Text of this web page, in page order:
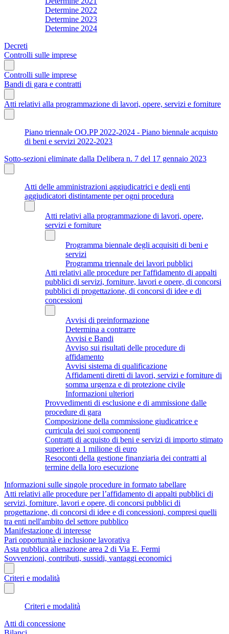
Determine 2022
Determine 2023
Determine 2024
Decreti
Controlli sulle imprese
Controlli sulle imprese
Bandi di gara e contratti
Atti relativi alla programmazione di lavori, opere, servizi e forniture
Piano triennale OO.PP 2022-2024 - Piano biennale acquisto
di beni e servizi 2022-2023
Sotto-sezioni eliminate dalla Delibera n. 7 del 17 gennaio 2023
Atti delle amministrazioni aggiudicatrici e degli enti
aggiudicatori distintamente per ogni procedura
Atti relativi alla programmazione di lavori, opere,
servizi e forniture
Programma biennale degli acquisiti di beni e
servizi
Programma triennale dei lavori pubblici
Atti relativi alle procedure per l'affidamento di appalti
pubblici di servizi, forniture, lavori e opere, di concorsi
pubblici di progettazione, di concorsi di idee e di
concessioni
Avvisi di preinformazione
Determina a contrarre
Avvisi e Bandi
Avviso sui risultati delle procedure di
affidamento
Avvisi sistema di qualificazione
Affidamenti diretti di lavori, servizi e forniture di
somma urgenza e di protezione civile
Informazioni ulteriori
Provvedimenti di esclusione e di ammissione dalle
procedure di gara
Composizione della commissione giudicatrice e
curricula dei suoi componenti
Contratti di acquisto di beni e servizi di importo stimato
superiore a 1 milione di euro
Resoconti della gestione finanziaria dei contratti al
termine della loro esecuzione
Informazioni sulle singole procedure in formato tabellare
Atti relativi alle procedure per l’affidamento di appalti pubblici di
servizi, forniture, lavori e opere, di concorsi pubblici di
progettazione, di concorsi di idee e di concessioni, compresi quelli
tra enti nell'ambito del settore pubblico
Manifestazione di interesse
Pari opportunità e inclusione lavorativa
Asta pubblica alienazione area 2 di Via E. Fermi
Sovvenzioni, contributi, sussidi, vantaggi economici
Criteri e modalità
Criteri e modalità
Atti di concessione